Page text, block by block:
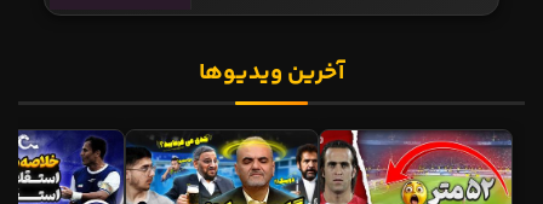
آخرین ویدیوها